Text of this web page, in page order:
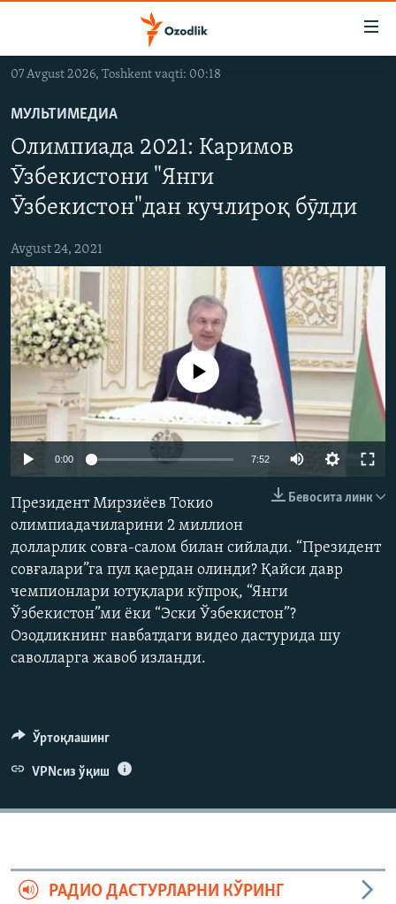
Асосий
ўтинг
Қидиришга
ўтинг
OZODVIDEO
OZODARXIV
На русском
ИЖТИМОИЙ ТАРМОҚЛАР
Озодлик бошқа тилларда
07 Avgust 2026, Toshkent vaqti: 00:18
МУЛЬТИМЕДИА
Олимпиада 2021: Каримов
Ӯзбекистони "Янги
Ӯзбекистон"дан кучлироқ бӯлди
Avgust 24, 2021
Айни дамда медиа-манба мавжуд эмас
0:00 7:52
Бевосита линк
Президент Мирзиёев Токио
олимпиадачиларини 2 миллион
долларлик совға-салом билан сийлади. “Президент
совғалари”га пул қаердан олинди? Қайси давр
чемпионлари ютуқлари кўпроқ, “Янги
Ўзбекистон”ми ёки “Эски Ўзбекистон”?
Озодликнинг навбатдаги видео дастурида шу
саволларга жавоб изланди.
Ўртоқлашинг
VPNсиз ўқиш
РАДИО ДАСТУРЛАРНИ КЎРИНГ